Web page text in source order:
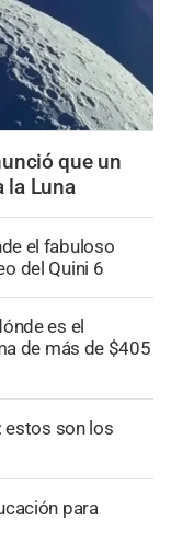
que un
la Luna
el fabuloso
del Quini 6
es el
de más de $405
estos son los
para